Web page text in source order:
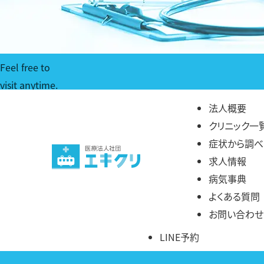
Feel free to
visit anytime.
法人概要
クリニック一
症状から調
求人情報
病気事典
よくある質問
お問い合わせ
LINE予約